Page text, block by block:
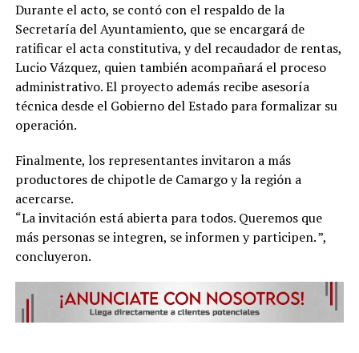
Durante el acto, se contó con el respaldo de la
Secretaría del Ayuntamiento, que se encargará de
ratificar el acta constitutiva, y del recaudador de rentas,
Lucio Vázquez, quien también acompañará el proceso
administrativo. El proyecto además recibe asesoría
técnica desde el Gobierno del Estado para formalizar su
operación.
Finalmente, los representantes invitaron a más
productores de chipotle de Camargo y la región a
acercarse.
“La invitación está abierta para todos. Queremos que
más personas se integren, se informen y participen. ”,
concluyeron.